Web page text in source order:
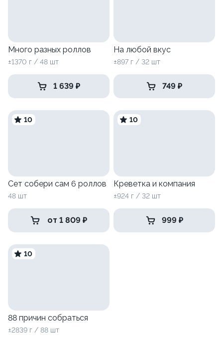
Много разных роллов
±1370 г / 48 шт
1 639 ₽
На любой вкус
±897 г / 32 шт
749 ₽
10
Сет собери сам 6 роллов
48 шт
от 1 809 ₽
10
Креветка и компания
±924 г / 32 шт
999 ₽
10
88 причин собраться
±2839 г / 88 шт